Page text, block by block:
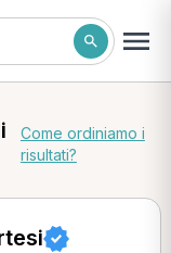
Come ordiniamo i
risultati?